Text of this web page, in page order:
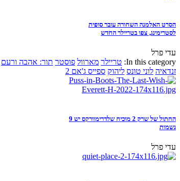
הסרט האלמנה השחורה עובר סופית
לסטרימינג, צפו בטריילר החדש
עדי פרל
In this category: טריילר מארוול פוסטר תור: אהבה ורעם
זנדאיה לוני טונס ליהוק ספייס ג'אם 2
החתול של שרק 2 מוכיח שלדרימוורקס יש 9
נשמות
עדי פרל